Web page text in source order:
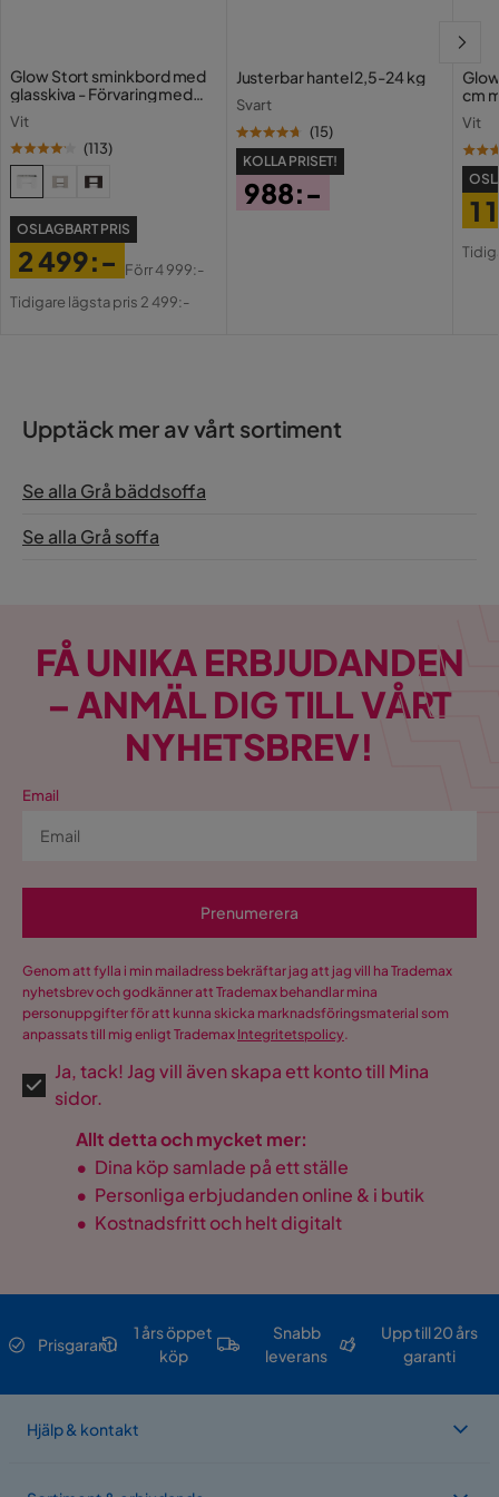
Madrass
Glow Stort sminkbord med
glasskiva - Förvaring med
Vit
(113)
OSLAGBART PRIS
Pris
2 499:-
Original
Förr4 999:-
Tidigare lägsta pris 2 499:-
Justerbar hantel 2,5-24 kg
Svart
(15)
KOLLA PRISET!
988:-
cm
Vit
1
Upptäck mer av vårt sortiment
Se alla Grå bäddsoffa
Se alla Grå soffa
FÅ UNIKA ERBJUDANDEN
– ANMÄL DIG TILL VÅRT
NYHETSBREV!
Email
Prenumerera
Genom att fylla i min mailadress bekräftar jag att jag vill ha Trademax
nyhetsbrev och godkänner att Trademax behandlar mina
personuppgifter för att kunna skicka marknadsföringsmaterial som
anpassats till mig enligt Trademax Integritetspolicy.
Ja, tack! Jag vill även skapa ett konto till Mina
sidor.
Allt detta och mycket mer:
• Dina köp samlade på ett ställe
• Personliga erbjudanden online & i butik
• Kostnadsfritt och helt digitalt
Prisgaranti
1 års öppet
köp
Snabb
leverans
Upp till 20 års
garanti
Hjälp & kontakt